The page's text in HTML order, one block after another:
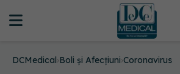
DCMedical›Boli și Afecțiuni›Coronavirus